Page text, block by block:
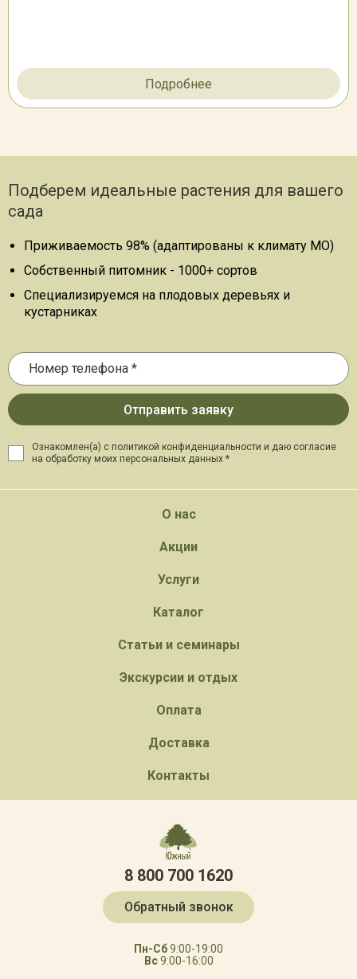
Подробнее
Подберем идеальные растения для вашего
сада
Приживаемость 98% (адаптированы к климату МО)
Собственный питомник - 1000+ сортов
Специализируемся на плодовых деревьях и
кустарниках
Ознакомлен(а) с политикой конфиденциальности и даю согласие
на обработку моих персональных данных *
О нас
Акции
Услуги
Каталог
Статьи и семинары
Экскурсии и отдых
Оплата
Доставка
Контакты
8 800 700 1620
Обратный звонок
Пн-Сб9:00-19:00
Вс9:00-16:00